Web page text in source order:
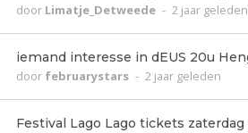
door Limatje_Detweede - 2 jaar geleden
iemand interesse in dEUS 20u
door februarystars - 2 jaar geleden
Festival Lago Lago tickets zaterdag